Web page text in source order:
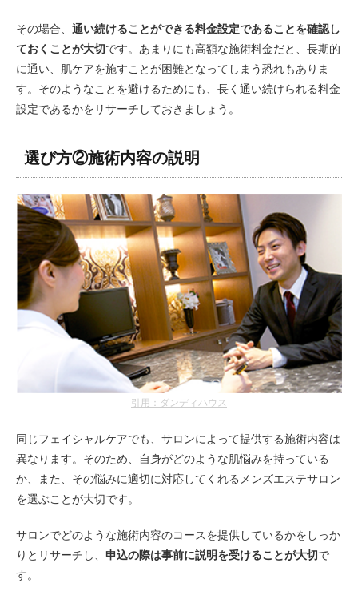
その場合、 通い続けることができる料金設定であることを確認し
ておくことが大切です。あまりにも高額な施術料金だと、長期的
に通い、肌ケアを施すことが困難となってしまう恐れもありま
す。そのようなことを避けるためにも、長く通い続けられる料金
設定であるかをリサーチしておきましょう。
選び方②施術内容の説明
引用：ダンディハウス
同じフェイシャルケアでも、サロンによって提供する施術内容は
異なります。そのため、自身がどのような肌悩みを持っている
か、また、その悩みに適切に対応してくれるメンズエステサロン
を選ぶことが大切です。
サロンでどのような施術内容のコースを提供しているかをしっか
りとリサーチし、 申込の際は事前に説明を受けることが大切で
す。